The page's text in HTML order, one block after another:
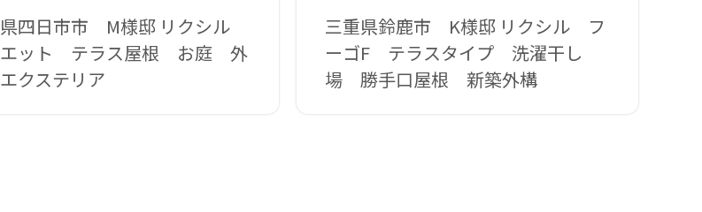
四日市市 M様邸 リクシル
エット テラス屋根 お庭 外
クステリア
三重県鈴鹿市 K様邸 リクシル フ
ーゴF テラスタイプ 洗濯干し
場 勝手口屋根 新築外構